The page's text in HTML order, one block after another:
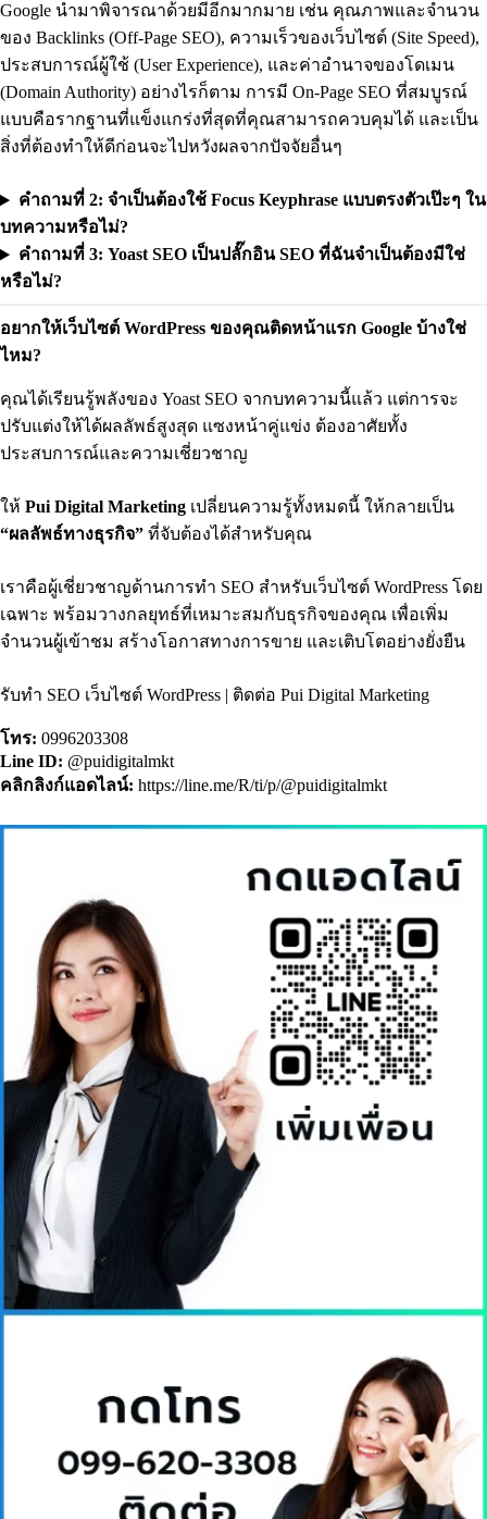
Google นำมาพิจารณาด้วยมีอีกมากมาย เช่น คุณภาพและจำนวน
ของ Backlinks (Off-Page SEO), ความเร็วของเว็บไซต์ (Site Speed),
ประสบการณ์ผู้ใช้ (User Experience), และค่าอำนาจของโดเมน
(Domain Authority) อย่างไรก็ตาม การมี On-Page SEO ที่สมบูรณ์
แบบคือรากฐานที่แข็งแกร่งที่สุดที่คุณสามารถควบคุมได้ และเป็น
สิ่งที่ต้องทำให้ดีก่อนจะไปหวังผลจากปัจจัยอื่นๆ
คำถามที่ 2: จำเป็นต้องใช้ Focus Keyphrase แบบตรงตัวเป๊ะๆ ใน
บทความหรือไม่?
คำถามที่ 3: Yoast SEO เป็นปลั๊กอิน SEO ที่ฉันจำเป็นต้องมีใช่
หรือไม่?
อยากให้เว็บไซต์ WordPress ของคุณติดหน้าแรก Google บ้างใช่
ไหม?
คุณได้เรียนรู้พลังของ Yoast SEO จากบทความนี้แล้ว แต่การจะ
ปรับแต่งให้ได้ผลลัพธ์สูงสุด แซงหน้าคู่แข่ง ต้องอาศัยทั้ง
ประสบการณ์และความเชี่ยวชาญ
ให้ Pui Digital Marketing เปลี่ยนความรู้ทั้งหมดนี้ ให้กลายเป็น
“ผลลัพธ์ทางธุรกิจ” ที่จับต้องได้สำหรับคุณ
เราคือผู้เชี่ยวชาญด้านการทำ SEO สำหรับเว็บไซต์ WordPress โดย
เฉพาะ พร้อมวางกลยุทธ์ที่เหมาะสมกับธุรกิจของคุณ เพื่อเพิ่ม
จำนวนผู้เข้าชม สร้างโอกาสทางการขาย และเติบโตอย่างยั่งยืน
รับทำ SEO เว็บไซต์ WordPress | ติดต่อ Pui Digital Marketing
โทร: 0996203308
Line ID: @puidigitalmkt
คลิกลิงก์แอดไลน์: https://line.me/R/ti/p/@puidigitalmkt